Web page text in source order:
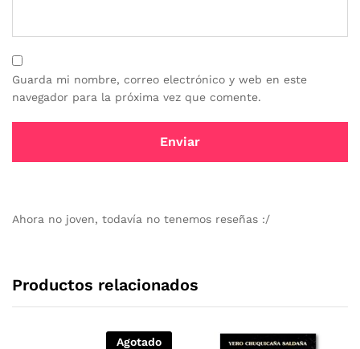
Guarda mi nombre, correo electrónico y web en este
navegador para la próxima vez que comente.
Ahora no joven, todavía no tenemos reseñas :/
Productos relacionados
Agotado